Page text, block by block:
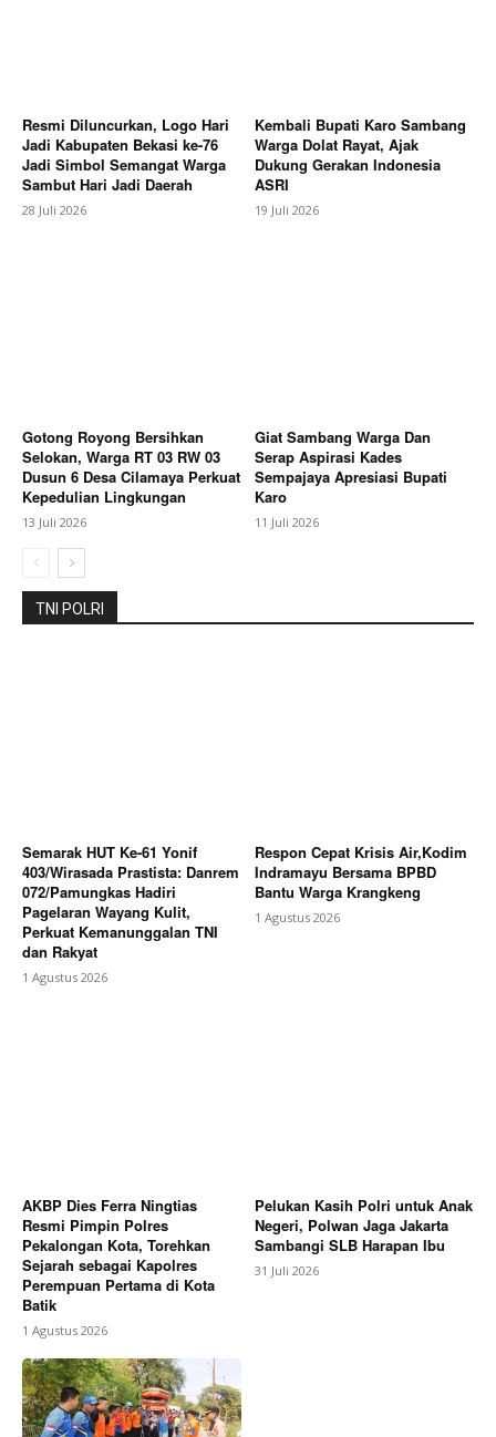
About
Contact us
Subscription Plans
Resmi Diluncurkan, Logo Hari
Jadi Kabupaten Bekasi ke-76
Jadi Simbol Semangat Warga
Sambut Hari Jadi Daerah
28 Juli 2026
Kembali Bupati Karo Sambang
Warga Dolat Rayat, Ajak
Dukung Gerakan Indonesia
ASRI
19 Juli 2026
Gotong Royong Bersihkan
Selokan, Warga RT 03 RW 03
Dusun 6 Desa Cilamaya Perkuat
Kepedulian Lingkungan
13 Juli 2026
Giat Sambang Warga Dan
Serap Aspirasi Kades
Sempajaya Apresiasi Bupati
Karo
11 Juli 2026
TNI POLRI
Semarak HUT Ke-61 Yonif
403/Wirasada Prastista: Danrem
072/Pamungkas Hadiri
Pagelaran Wayang Kulit,
Perkuat Kemanunggalan TNI
dan Rakyat
1 Agustus 2026
Respon Cepat Krisis Air,Kodim
Indramayu Bersama BPBD
Bantu Warga Krangkeng
1 Agustus 2026
AKBP Dies Ferra Ningtias
Resmi Pimpin Polres
Pekalongan Kota, Torehkan
Sejarah sebagai Kapolres
Perempuan Pertama di Kota
Batik
1 Agustus 2026
Pelukan Kasih Polri untuk Anak
Negeri, Polwan Jaga Jakarta
Sambangi SLB Harapan Ibu
31 Juli 2026